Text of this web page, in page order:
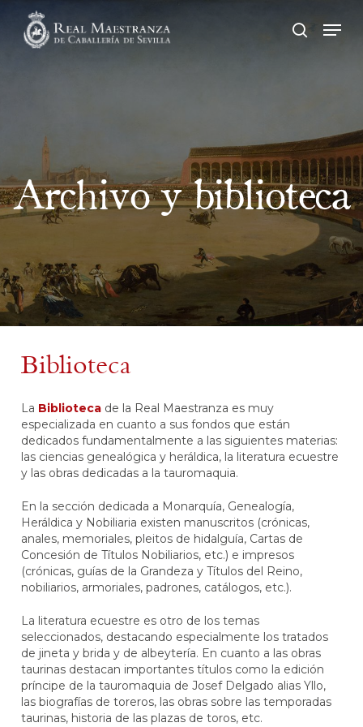
main
buscar
Archivo y biblioteca
Biblioteca
La Bibliotecade la Real Maestranza es muy
especializada en cuanto a sus fondos que están
dedicados fundamentalmente a las siguientes materias:
las ciencias genealógica y heráldica, la literatura ecuestre
y las obras dedicadas a la tauromaquia.
En la sección dedicada a Monarquía, Genealogía,
Heráldica y Nobiliaria existen manuscritos (crónicas,
anales, memoriales, pleitos de hidalguía, Cartas de
Concesión de Títulos Nobiliarios, etc.) e impresos
(crónicas, guías de la Grandeza y Títulos del Reino,
nobiliarios, armoriales, padrones, catálogos, etc.).
La literatura ecuestre es otro de los temas
seleccionados, destacando especialmente los tratados
de jineta y brida y de albeytería. En cuanto a las obras
taurinas destacan importantes títulos como la edición
príncipe de la tauromaquia de Josef Delgado alias Yllo,
las biografías de toreros, las obras sobre las temporadas
taurinas, historia de las plazas de toros, etc.